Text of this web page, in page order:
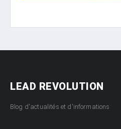
LEAD REVOLUTION
Blog d'actualités et d'informations